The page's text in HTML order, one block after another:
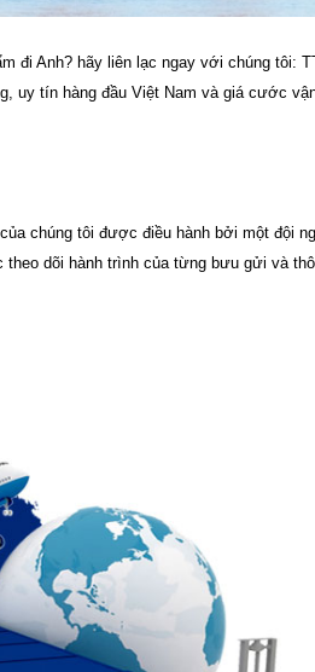
đi Anh? hãy liên lạc ngay với chúng tôi:
uy tín hàng đầu Việt Nam và giá cước
của chúng tôi được điều hành bởi một đội
dõi hành trình của từng bưu gửi và